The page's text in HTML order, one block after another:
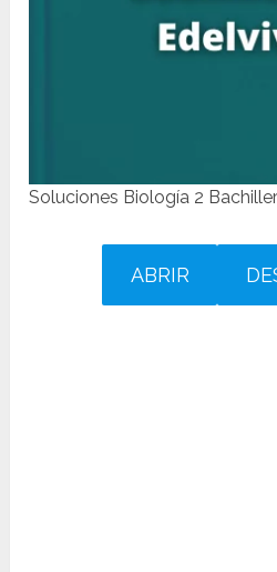
Soluciones Biología 2
ABRIR